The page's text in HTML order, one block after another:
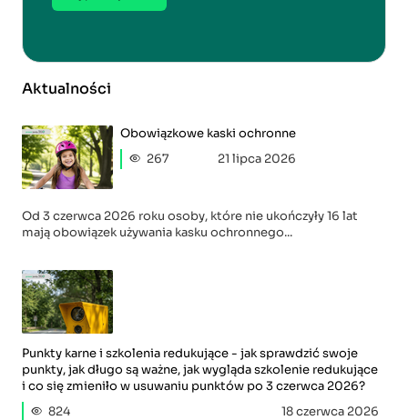
Aktualności
Obowiązkowe kaski ochronne
267
21 lipca 2026
Od 3 czerwca 2026 roku osoby, które nie ukończyły 16 lat
mają obowiązek używania kasku ochronnego...
Punkty karne i szkolenia redukujące - jak sprawdzić swoje
punkty, jak długo są ważne, jak wygląda szkolenie redukujące
i co się zmieniło w usuwaniu punktów po 3 czerwca 2026?
824
18 czerwca 2026